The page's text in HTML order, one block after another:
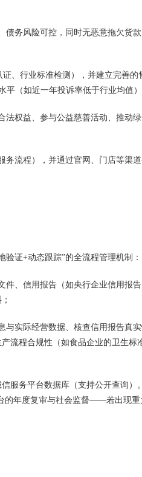
务风险可控，同时无恶意拖欠货
、行业标准检测），并建立完善的
平（如近一年投诉率低于行业均值
权益、参与公益慈善活动、推动绿
流程），并通过官网、门店等渠
验证+动态跟踪”的全流程管理机制：
、信用报告（如央行企业信用报
；
实际经营数据、核查信用报告真
流程合规性（如食品企业的卫生标
服务平台数据库（支持公开查询）
的年度复审与社会监督——若出现